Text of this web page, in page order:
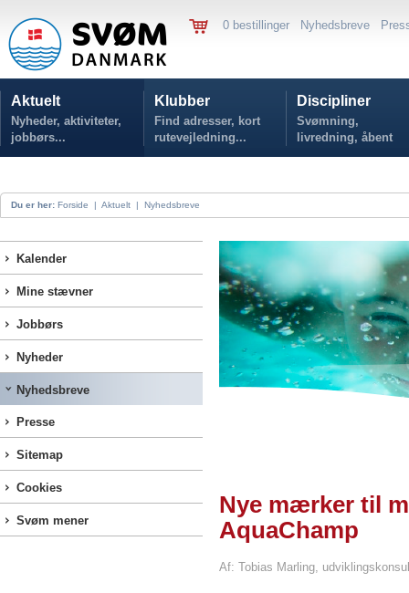
0 bestillinger Nyhedsbreve
Aktuelt
Nyheder, aktiviteter,
jobbørs...
Klubber
Find adresser, kort
rutevejledning...
Discipliner
Svømning,
livredning, åbent
vand...
Du er her: Forside | Aktuelt | Nyhedsbreve
Kalender
Mine stævner
Jobbørs
Nyheder
Nyhedsbreve
Presse
Sitemap
Cookies
Svøm mener
Nye mærker til
AquaChamp
Af: Tobias Marling,